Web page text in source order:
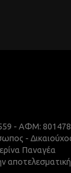
- ΑΦΜ:
-
Παναγέα